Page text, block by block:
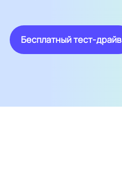
Бесплатный тест-драйв